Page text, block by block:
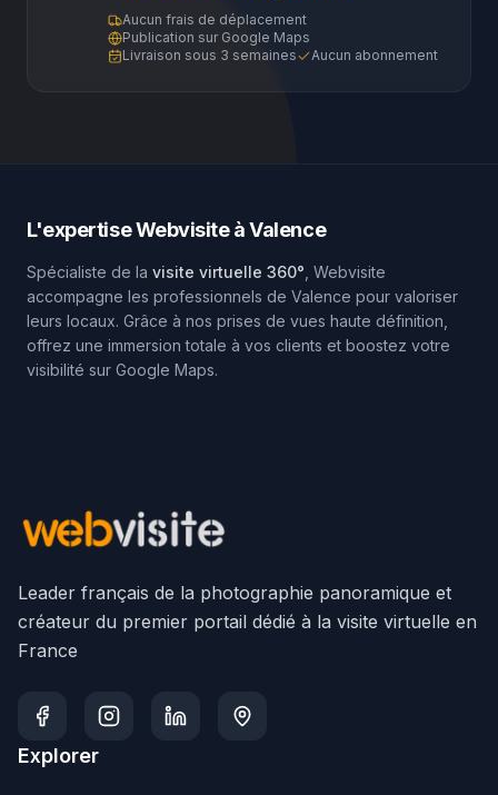
Aucun frais de déplacement
Publication sur Google Maps
Livraison sous 3 semaines
Aucun abonnement
L'expertise Webvisite àValence
Spécialiste de la visite virtuelle 360° , Webvisite
accompagne les professionnels de Valence pour valoriser
leurs locaux. Grâce à nos prises de vues haute définition,
offrez une immersion totale à vos clients et boostez votre
visibilité sur Google Maps.
Leader français de la photographie panoramique et
créateur du premier portail dédié à la visite virtuelle en
France
Explorer